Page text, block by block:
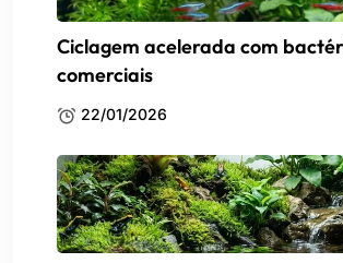
Ciclagem acelerada com
comerciais
22/01/2026